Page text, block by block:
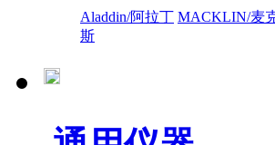
Aladdin/阿拉丁 MACKLIN/麦
斯